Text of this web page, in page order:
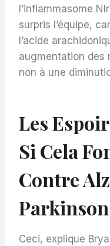
l’inflammasome
surpris l’équipe,
l’acide
augmentation des
non à une
Les
Si Cela
Contre
Parkinson
Ceci, explique